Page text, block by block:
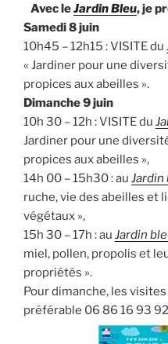
Avec leJardin Bleu, je
Samedi 8 juin
10h45 – 12h15 : VISITE du
« Jardiner pour une
propices aux abeilles ».
Dimanche 9 juin
10h 30 – 12h : VISITE du
Jardiner pour une
propices aux abeilles »,
14h 00 – 15h30 : au Jardin
ruche, vie des abeilles et
végétaux »,
15h 30 – 17h : au Jardin
miel, pollen, propolis et
propriétés ».
Pour dimanche, les
préférable 06 86 16 93